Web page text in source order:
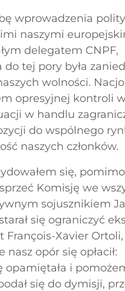
wprowadzenia
naszymi
delegatem CNPF,
tej pory była
wolności.
opresyjnej kontroli
w handlu
do wspólnego
naszych członków.
się,
Komisję we
sojusznikiem
się ograniczyć
François-Xavier Ortoli,
opór się opłacił:
opamiętała i
się do dymisji,